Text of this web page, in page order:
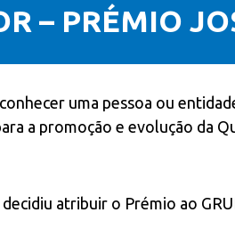
– PRÉMIO
uma pessoa ou
a promoção e evolução da
atribuir o Prémio ao